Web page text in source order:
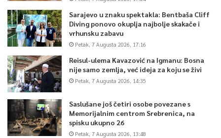
Sarajevo u znaku spektakla: Bentbaša Cliff
Diving ponovo okuplja najbolje skakače i
vrhunsku zabavu
Petak, 7 Augusta 2026, 17:16
Reisul-ulema Kavazović na Igmanu: Bosna
nije samo zemlja, već ideja za koju se živi
Petak, 7 Augusta 2026, 14:35
Saslušane još četiri osobe povezane s
Memorijalnim centrom Srebrenica, na
spisku ukupno 26
Petak, 7 Augusta 2026, 13:48